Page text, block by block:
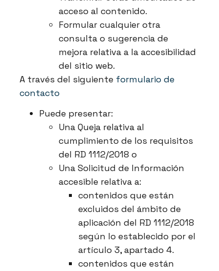
acceso al contenido.
Formular cualquier otra
consulta o sugerencia de
mejora relativa a la accesibilidad
del sitio web.
A través del siguiente formulario de
contacto
Puede presentar:
Una Queja relativa al
cumplimiento de los requisitos
del RD 1112/2018 o
Una Solicitud de Información
accesible relativa a:
contenidos que están
excluidos del ámbito de
aplicación del RD 1112/2018
según lo establecido por el
artículo 3, apartado 4.
contenidos que están